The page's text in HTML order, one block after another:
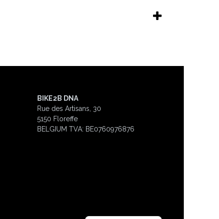
BIKE2B DNA
Rue des Artisans, 30
5150 Floreffe
BELGIUM TVA: BE0760976876